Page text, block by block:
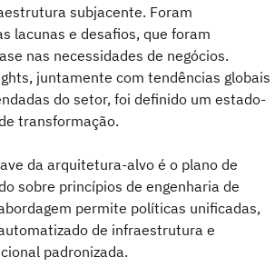
subjacente. Foram
lacunas e desafios, que foram
nas necessidades de negócios.
juntamente com tendências globais
do setor, foi definido um estado-
transformação.
da arquitetura-alvo é o plano de
sobre princípios de engenharia de
permite políticas unificadas,
de infraestrutura e
padronizada.